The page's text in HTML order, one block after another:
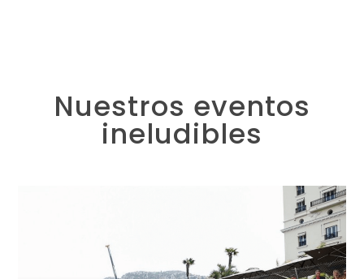
Nuestros eventos
ineludibles